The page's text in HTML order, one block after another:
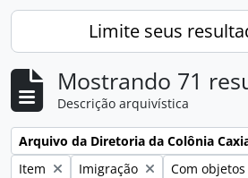
Limite seus
Mostrando 71
Descrição arquivística
Remover filtro:
Remover filtro:
Item Remover filtro:
Imigração Remover
Com